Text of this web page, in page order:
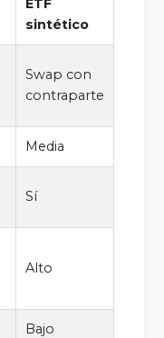
ETF
sintético
Swap con
contraparte
Media
Sí
Alto
Bajo